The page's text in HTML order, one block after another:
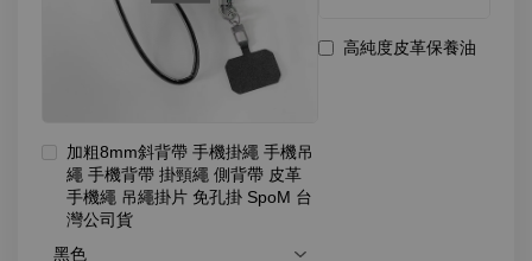
加粗8mm斜背帶 手機掛繩 手機吊
繩 手機背帶 掛頸繩 側背帶 皮革
手機繩 吊繩掛片 免孔掛 SpoM 台
灣公司貨
高純度皮革保養油